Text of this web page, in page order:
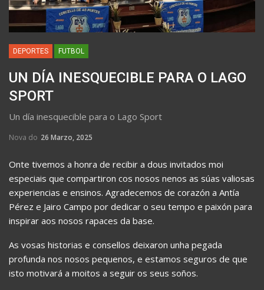
DEPORTES FUTBOL
UN DÍA INESQUECIBLE PARA O LAGO
SPORT
Un día inesquecible para o Lago Sport
Nova do 26 Marzo, 2025
Onte tivemos a honra de recibir a dous invitados moi
especiais que compartiron cos nosos nenos as súas valiosas
experiencias e ensinos. Agradecemos de corazón a Antía
Pérez e Jairo Campo por dedicar o seu tempo e paixón para
inspirar aos nosos rapaces da base.
As vosas historias e consellos deixaron unha pegada
profunda nos nosos pequenos, e estamos seguros de que
isto motivará a moitos a seguir os seus soños.